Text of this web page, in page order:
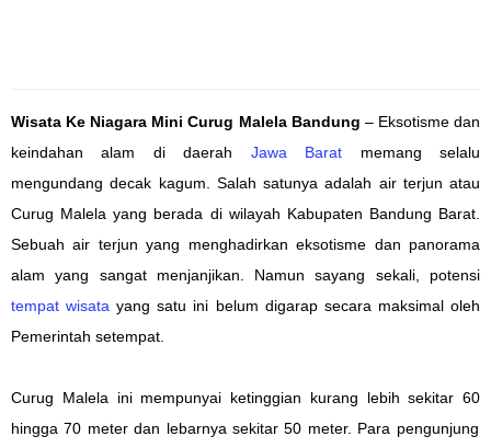
Wisata Ke Niagara Mini Curug Malela Bandung – Eksotisme dan
keindahanalam di daerah Jawa Barat memangselalu
mengundang decak kagum. Salah satunyaadalah air terjun atau
Curug Malelayang berada di wilayah Kabupaten Bandung Barat.
Sebuah air terjun yang menghadirkaneksotisme dan panorama
alam yang sangat menjanjikan. Namun sayang sekali, potensi
tempat wisata yang satu ini belum digarap secara maksimal oleh
Pemerintah setempat
Curug Malela ini mempunyai ketinggian kurang lebihsekitar 60
hingga 70 meterdan lebarnyasekitar50 meter. Para pengunjung